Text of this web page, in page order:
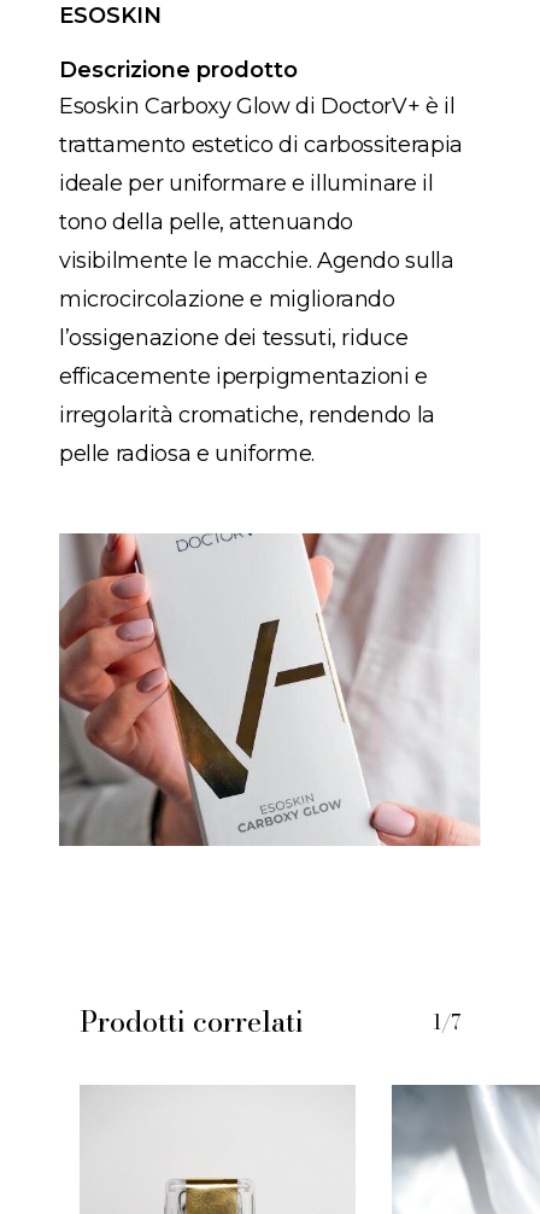
ESOSKIN
Descrizione prodotto
Esoskin Carboxy Glow di DoctorV+ è il
trattamento estetico di carbossiterapia
ideale per uniformare e illuminare il
tono della pelle, attenuando
visibilmente le macchie. Agendo sulla
microcircolazione e migliorando
l’ossigenazione dei tessuti, riduce
efficacemente iperpigmentazioni e
irregolarità cromatiche, rendendo la
pelle radiosa e uniforme.
Prodotti correlati 1/7